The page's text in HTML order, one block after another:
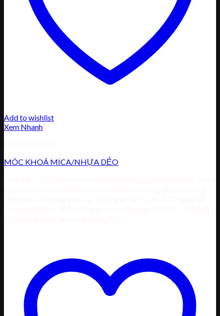
Add to wishlist
Xem Nhanh
MÓC KHOÁ MICA/NHỰA DẺO